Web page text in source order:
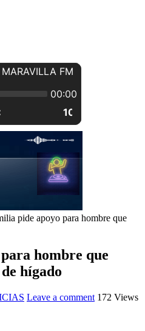
pide apoyo para hombre que
hombre que
hígado
Leave a comment 172 Views